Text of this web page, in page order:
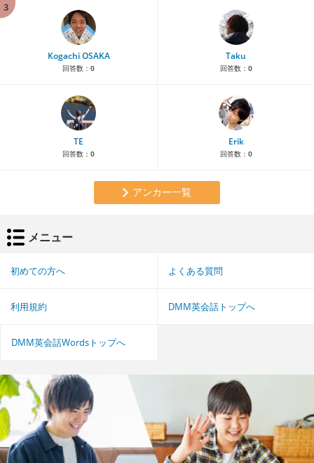
3
Kogachi OSAKA
回答数： 0
Taku
回答数： 0
TE
回答数： 0
Erik
回答数： 0
アンカー一覧
メニュー
初めての方へ よくある質問
利用規約 DMM英会話トップへ
DMM英会話Wordsトップへ